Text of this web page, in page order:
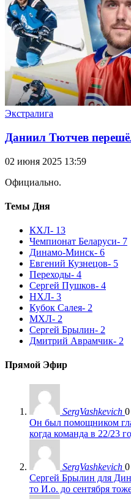
Экстралига
Даниил Тютчев
02 июня 2025 13:59
Официально.
Темы Дня
КХЛ- 13
Чемпионат Беларуси- 7
Динамо-Минск- 6
Евгений Кузнецов- 5
Переходы- 4
Сергей Пушков- 4
НХЛ- 3
Кубок Салея- 2
МХЛ- 2
Сергей Брылин- 2
Дмитрий Аврамчик- 2
Прямой Эфир
SergVashkevich 0
Он был помощником
когда команда в 22/23
SergVashkevich 0
Сергей Брылин для
то И.о. до сентября